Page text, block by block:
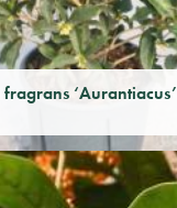
‘Aurantiacus’